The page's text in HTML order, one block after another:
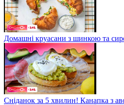
Домашні круасани з шинкою та
Сніданок за 5 хвилин! Канапка з